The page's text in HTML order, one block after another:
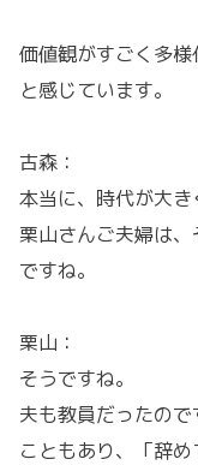
価値観がすごく多
と感じています。
古森：
本当に、時代が大き
栗山さんご夫婦は
ですね。
栗山：
そうですね。
夫も教員だったの
こともあり、「辞